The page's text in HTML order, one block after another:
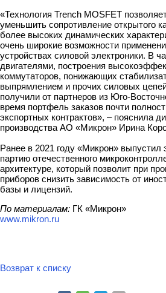
«Технология Trench MOSFET
уменьшить сопротивление открытого
более высоких динамических
очень широкие возможности
устройствах силовой электроники. В
двигателями, построения
коммутаторов, понижающих
выпрямлением и прочих силовых
получили от партнеров из Юго-
время портфель заказов почти
экспортных контрактов», – пояснила
производства АО «Микрон» Ирина
Ранее в 2021 году «Микрон» выпустил
партию отечественного
архитектуре, который позволит при
приборов снизить зависимость от
базы и лицензий.
По материалам: ГК «Микрон»
www.mikron.ru
Возврат к списку